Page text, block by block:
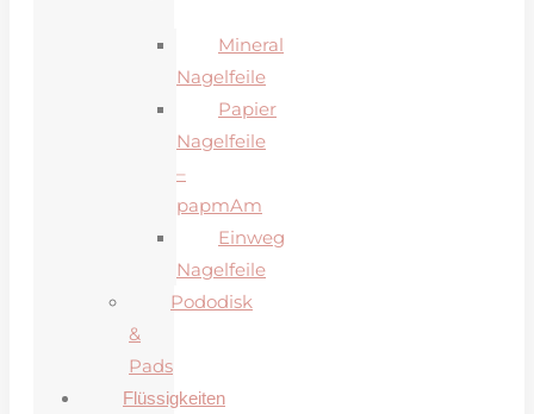
Mineral
Nagelfeile
Papier
Nagelfeile
–
papmAm
Einweg
Nagelfeile
Pododisk
&
Pads
Flüssigkeiten